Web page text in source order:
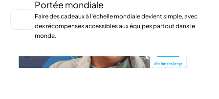
Portée mondiale
Faire des cadeaux à l’échelle mondiale devient simple, avec
des récompenses accessibles aux équipes partout dans le
monde.